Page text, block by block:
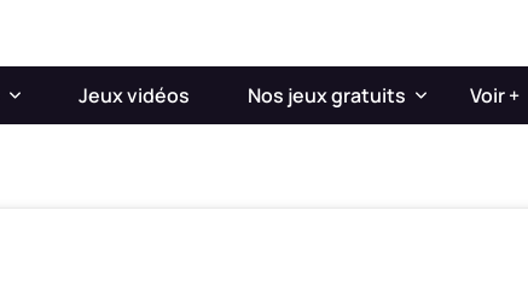
Jeux vidéos Nos jeux gratuits Voir +